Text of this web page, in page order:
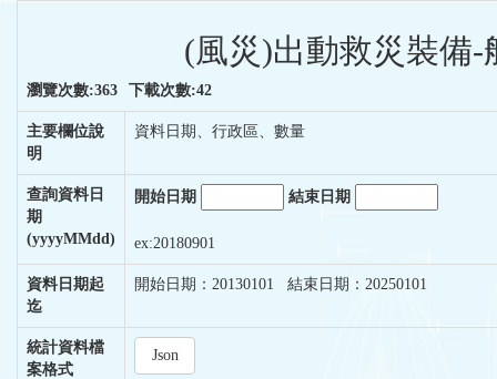
(風災)出動救災裝備-
瀏覽次數:363 下載次數:42
主要欄位說
明
資料日期、行政區、數量
查詢資料日
期
(yyyyMMdd)
開始日期 結束日期
ex:20180901
資料日期起
迄
開始日期：20130101 結束日期：20250101
統計資料檔
案格式
Json